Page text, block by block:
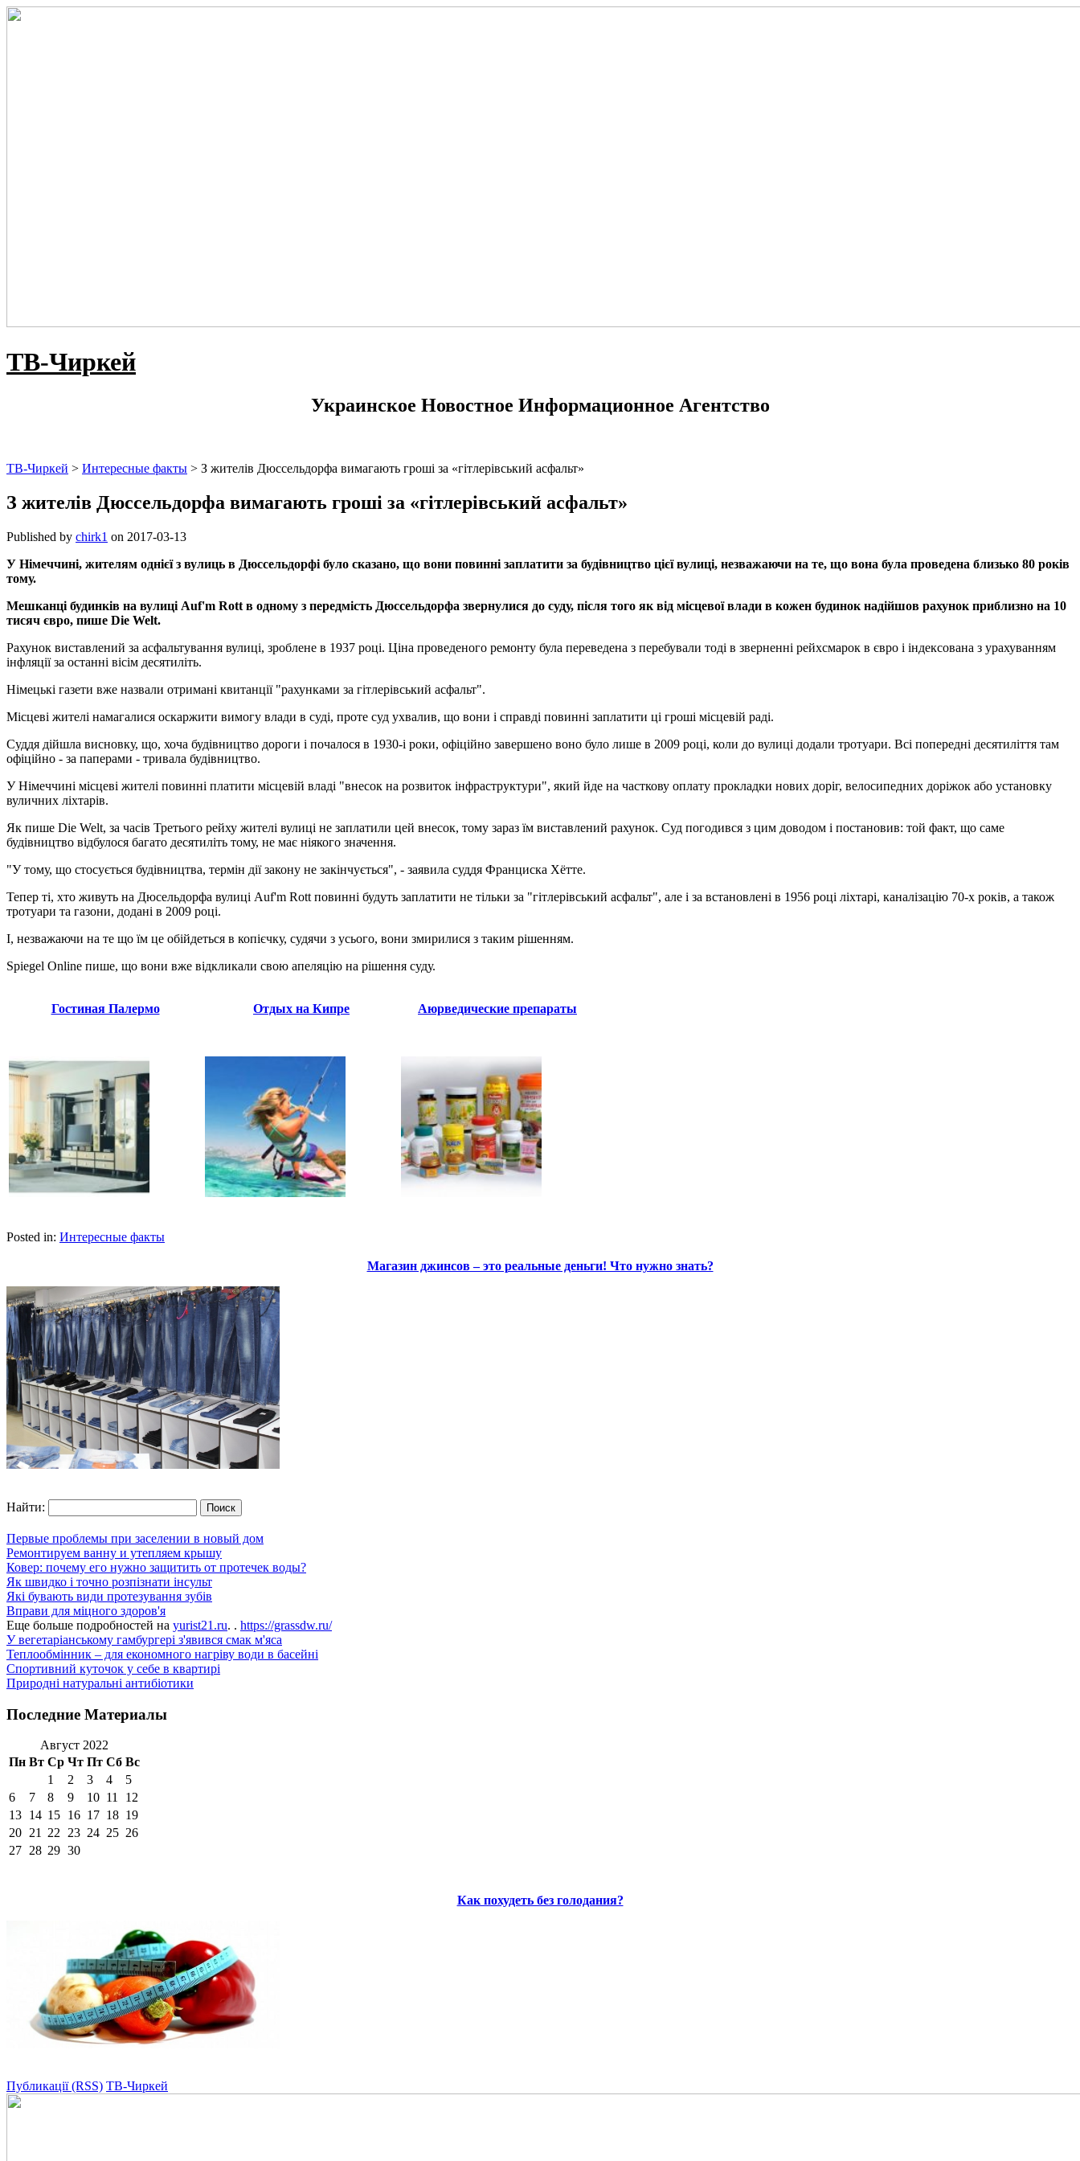
ТВ-Чиркей
Украинское Новостное Информационное Агентство
ТВ-Чиркей > Интересные факты > З жителів Дюссельдорфа вимагають гроші за «гітлерівський асфальт»
З жителів Дюссельдорфа вимагають гроші за «гітлерівський асфальт»
Published by chirk1 on 2017-03-13
У Німеччині, жителям однієї з вулиць в Дюссельдорфі було сказано, що вони повинні заплатити за будівництво цієї вулиці, незважаючи на те, що вона була проведена близько 80 років
тому.
Мешканці будинків на вулиці Auf'm Rott в одному з передмість Дюссельдорфа звернулися до суду, після того як від місцевої влади в кожен будинок надійшов рахунок приблизно на 10
тисяч євро, пише Die Welt.
Рахунок виставлений за асфальтування вулиці, зроблене в 1937 році. Ціна проведеного ремонту була переведена з перебували тоді в зверненні рейхсмарок в євро і індексована з урахуванням
інфляції за останні вісім десятиліть.
Німецькі газети вже назвали отримані квитанції "рахунками за гітлерівський асфальт".
Місцеві жителі намагалися оскаржити вимогу влади в суді, проте суд ухвалив, що вони і справді повинні заплатити ці гроші місцевій раді.
Суддя дійшла висновку, що, хоча будівництво дороги і почалося в 1930-і роки, офіційно завершено воно було лише в 2009 році, коли до вулиці додали тротуари. Всі попередні десятиліття там
офіційно - за паперами - тривала будівництво.
У Німеччині місцеві жителі повинні платити місцевій владі "внесок на розвиток інфраструктури", який йде на часткову оплату прокладки нових доріг, велосипедних доріжок або установку
вуличних ліхтарів.
Як пише Die Welt, за часів Третього рейху жителі вулиці не заплатили цей внесок, тому зараз їм виставлений рахунок. Суд погодився з цим доводом і постановив: той факт, що саме
будівництво відбулося багато десятиліть тому, не має ніякого значення.
"У тому, що стосується будівництва, термін дії закону не закінчується", - заявила суддя Франциска Хётте.
Тепер ті, хто живуть на Дюсельдорфа вулиці Auf'm Rott повинні будуть заплатити не тільки за "гітлерівський асфальт", але і за встановлені в 1956 році ліхтарі, каналізацію 70-х років, а також
тротуари та газони, додані в 2009 році.
І, незважаючи на те що їм це обійдеться в копієчку, судячи з усього, вони змирилися з таким рішенням.
Spiegel Online пише, що вони вже відкликали свою апеляцію на рішення суду.
Гостиная Палермо Отдых на Кипре Аюрведические препараты
Posted in: Интересные факты
Магазин джинсов – это реальные деньги! Что нужно знать?
Найти:
Первые проблемы при заселении в новый дом
Ремонтируем ванну и утепляем крышу
Ковер: почему его нужно защитить от протечек воды?
Як швидко і точно розпізнати інсульт
Які бувають види протезування зубів
Вправи для міцного здоров'я
Еще больше подробностей на yurist21.ru. . https://grassdw.ru/
У вегетаріанському гамбургері з'явився смак м'яса
Теплообмінник – для економного нагріву води в басейні
Спортивний куточок у себе в квартирі
Природні натуральні антибіотики
Последние Материалы
Август 2022
Пн Вт Ср Чт Пт Сб Вс
1
2 3 4
5
6
7 8 9 10 11
12
13 14 15 16 17 18 19
20 21 22 23 24 25 26
27 28 29 30
Как похудеть без голодания?
Публикації (RSS) ТВ-Чиркей